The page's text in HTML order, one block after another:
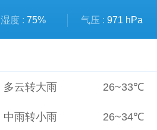
湿度 : 75% 气压 : 971 hPa
多云转大雨 26~33℃
中雨转小雨 26~34℃